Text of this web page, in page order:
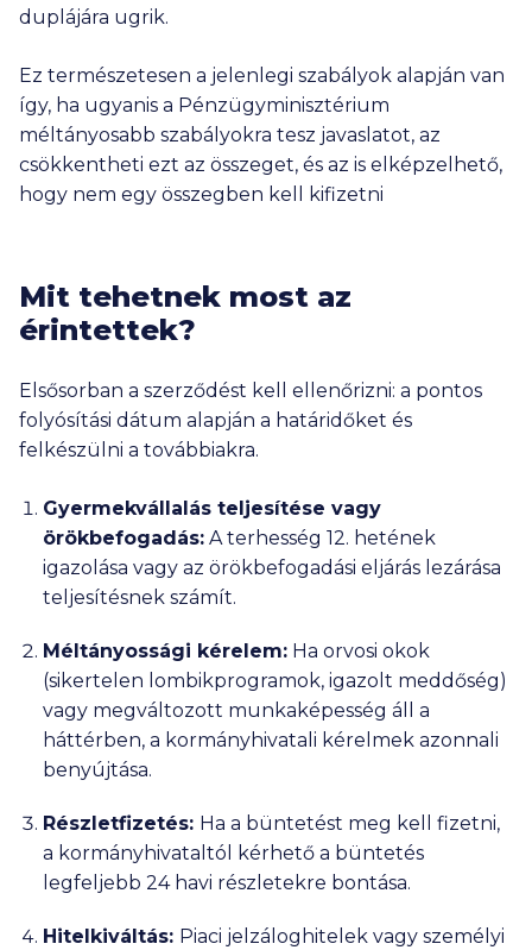
duplájára ugrik.
Ez természetesen a jelenlegi szabályok alapján van
így, ha ugyanis a Pénzügyminisztérium
méltányosabb szabályokra tesz javaslatot, az
csökkentheti ezt az összeget, és az is elképzelhető,
hogy nem egy összegben kell kifizetni
Mit tehetnek most az
érintettek?
Elsősorban a szerződést kell ellenőrizni: a pontos
folyósítási dátum alapján a határidőket és
felkészülni a továbbiakra.
Gyermekvállalás teljesítése vagy
örökbefogadás: A terhesség 12. hetének
igazolása vagy az örökbefogadási eljárás lezárása
teljesítésnek számít.
Méltányossági kérelem: Ha orvosi okok
(sikertelen lombikprogramok, igazolt meddőség)
vagy megváltozott munkaképesség áll a
háttérben, a kormányhivatali kérelmek azonnali
benyújtása.
Részletfizetés: Ha a büntetést meg kell fizetni,
a kormányhivataltól kérhető a büntetés
legfeljebb 24 havi részletekre bontása.
Hitelkiváltás: Piaci jelzáloghitelek vagy személyi